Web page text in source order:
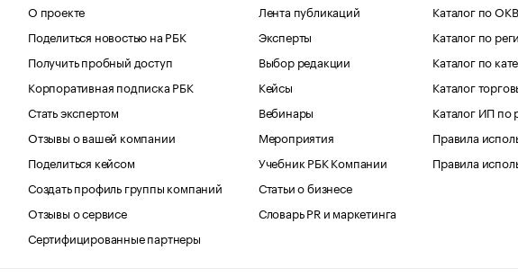
О проекте
Поделиться новостью на РБК
Получить пробный доступ
Корпоративная подписка РБК
Стать экспертом
Отзывы о вашей компании
Поделиться кейсом
Создать профиль группы компаний
Отзывы о сервисе
Сертифицированные партнеры
Лента публикаций
Эксперты
Выбор редакции
Кейсы
Вебинары
Мероприятия
Учебник РБК Компании
Статьи о бизнесе
Словарь PR и маркетинга
Каталог по
Каталог по
Каталог по
Каталог
Каталог ИП по
Правила
Правила